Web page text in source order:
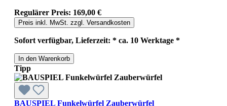
Regulärer Preis: 169,00 €
Preis inkl. MwSt. zzgl. Versandkosten
Sofort verfügbar, Lieferzeit: * ca. 10 Werktage *
In den Warenkorb
Tipp
BAUSPIEL Funkelwürfel Zauberwürfel